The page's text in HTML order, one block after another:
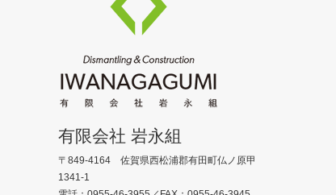
有限会社 岩永組
〒849-4164 佐賀県西松浦郡有田町仏ノ原甲
1341-1